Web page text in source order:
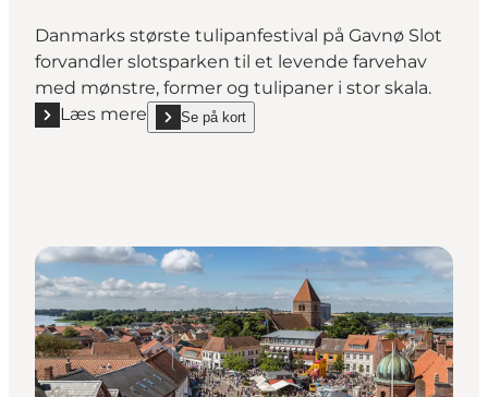
Danmarks største tulipanfestival på Gavnø Slot
forvandler slotsparken til et levende farvehav
med mønstre, former og tulipaner i stor skala.
Læs mere
Læs mere "Danmarks største Tulipanfestival på
Se på kort
show Danmarks største Tulipanfestival på Gavnø